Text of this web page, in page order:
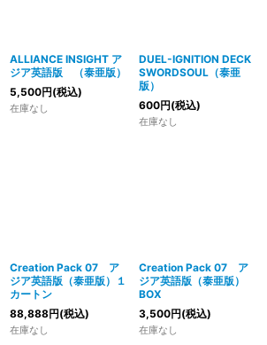
ALLIANCE INSIGHT ア
ジア英語版 （泰亜版）
5,500円(税込)
在庫なし
DUEL-IGNITION DECK
SWORDSOUL（泰亜
版）
600円(税込)
在庫なし
Creation Pack 07 ア
ジア英語版（泰亜版）１
カートン
88,888円(税込)
在庫なし
Creation Pack 07 ア
ジア英語版（泰亜版）
BOX
3,500円(税込)
在庫なし